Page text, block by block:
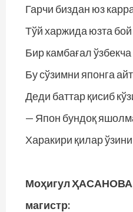
Гарчи биздан юз
Тўй харжида юзта
Бир камбағал
Бу сўзимни японга
Деди баттар қисиб
— Япон бундоқ
Харакири қилар
Моҳигул
магистр: